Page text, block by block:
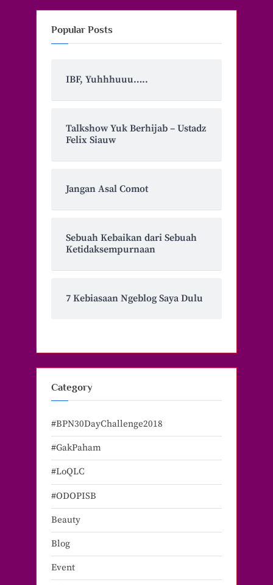
Popular Posts
IBF, Yuhhhuuu…..
Talkshow Yuk Berhijab – Ustadz
Felix Siauw
Jangan Asal Comot
Sebuah Kebaikan dari Sebuah
Ketidaksempurnaan
7 Kebiasaan Ngeblog Saya Dulu
Category
#BPN30DayChallenge2018
#GakPaham
#LoQLC
#ODOPISB
Beauty
Blog
Event